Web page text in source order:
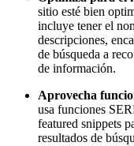
sitio esté bien
incluye tener el
descripciones,
de búsqueda a
de información.
Aprovecha
usa funciones
featured snippets
resultados de